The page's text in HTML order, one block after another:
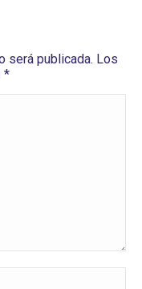
será publicada. Los
*